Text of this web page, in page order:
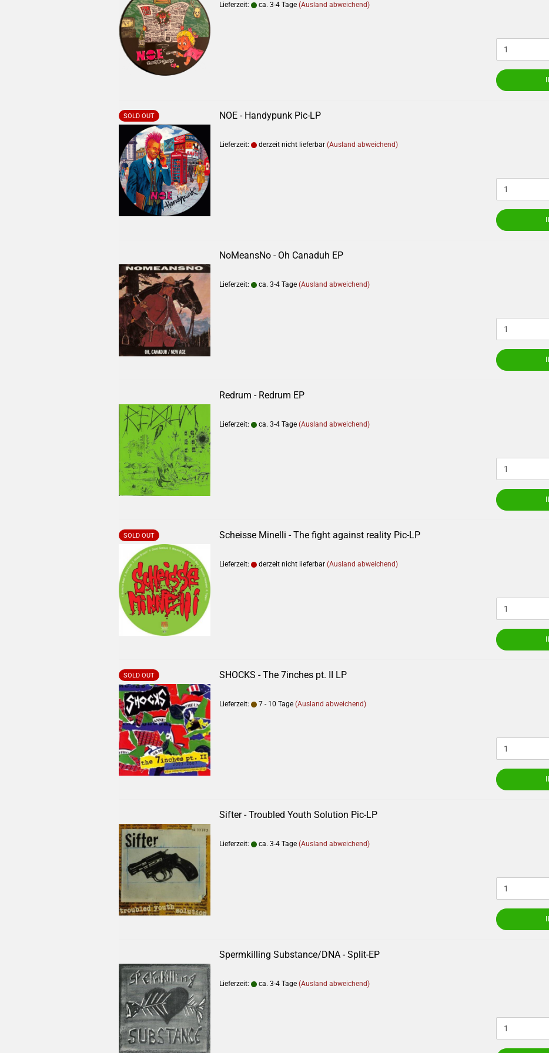
Lieferzeit: ca. 3-4 Tage (Ausland abweichend)
SOLD OUT NOE - Handypunk Pic-LP
Lieferzeit: derzeit nicht lieferbar (Ausland abweichend)
NoMeansNo - Oh Canaduh EP
Lieferzeit: ca. 3-4 Tage (Ausland abweichend)
Redrum - Redrum EP
Lieferzeit: ca. 3-4 Tage (Ausland abweichend)
SOLD OUT Scheisse Minelli - The fight against reality Pic-LP
Lieferzeit: derzeit nicht lieferbar (Ausland abweichend)
SOLD OUT SHOCKS - The 7inches pt. II LP
Lieferzeit: 7 - 10 Tage (Ausland abweichend)
Sifter - Troubled Youth Solution Pic-LP
Lieferzeit: ca. 3-4 Tage (Ausland abweichend)
Spermkilling Substance/DNA - Split-EP
Lieferzeit: ca. 3-4 Tage (Ausland abweichend)